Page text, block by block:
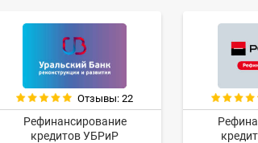
Отзывы: 22
Рефинансирование
кредитов УБРиР